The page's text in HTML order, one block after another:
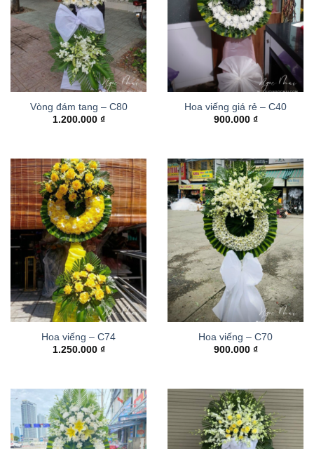
Vòng đám tang – C80
1.200.000 ₫
Hoa viếng giá rẻ – C40
900.000 ₫
Hoa viếng – C74
1.250.000 ₫
Hoa viếng – C70
900.000 ₫